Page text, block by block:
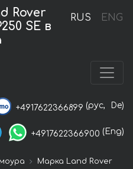
RUS ENG
Rover
SE в
+4917622366899 (рус, De)
+4917622366900 (Eng)
Марка Land Rover